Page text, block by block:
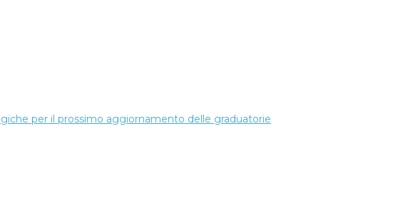
per il prossimo aggiornamento delle graduatorie